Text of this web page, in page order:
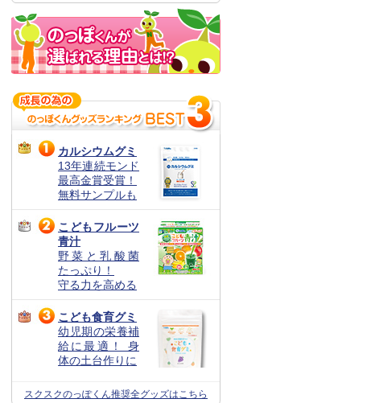
カルシウムグミ
13年連続モンド
最高金賞受賞！
無料サンプルも
こどもフルーツ
青汁
野菜と乳酸菌
たっぷり！
守る力を高める
こども食育グミ
幼児期の栄養補
給に最適！ 身
体の土台作りに
スクスクのっぽくん推奨全グッズはこちら